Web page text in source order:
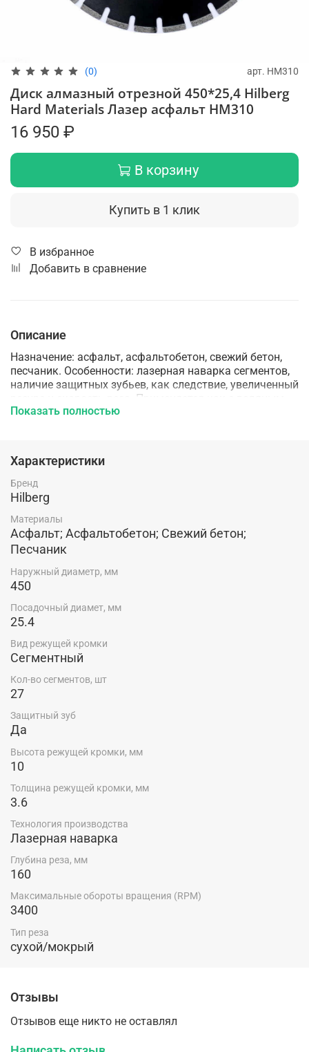
(0) арт. HM310
Диск алмазный отрезной 450*25,4 Hilberg
Hard Materials Лазер асфальт HM310
16 950 ₽
В корзину
Купить в 1 клик
В избранное
Добавить в сравнение
Описание
Назначение: асфальт, асфальтобетон, свежий бетон,
песчаник. Особенности: лазерная наварка сегментов,
наличие защитных зубьев, как следствие, увеличенный
ресурс и скорость реза. Применяется как с водяным
охлаждением так и без. Технология производства:
Показать полностью
Характеристики
Бренд
Hilberg
Материалы
Асфальт; Асфальтобетон; Свежий бетон;
Песчаник
Наружный диаметр, мм
450
Посадочный диамет, мм
25.4
Вид режущей кромки
Сегментный
Кол-во сегментов, шт
27
Защитный зуб
Да
Высота режущей кромки, мм
10
Толщина режущей кромки, мм
3.6
Технология производства
Лазерная наварка
Глубина реза, мм
160
Максимальные обороты вращения (RPM)
3400
Тип реза
сухой/мокрый
Отзывы
Отзывов еще никто не оставлял